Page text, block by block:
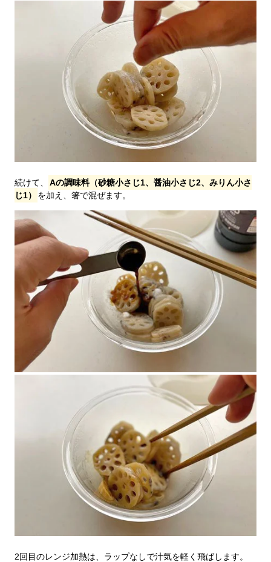
続けて、
Aの調味料（砂糖小さじ1、醤油小さじ2、みりん小さ
じ1）
を加え、箸で混ぜます。
2回目のレンジ加熱は、ラップなしで汁気を軽く飛ばします。